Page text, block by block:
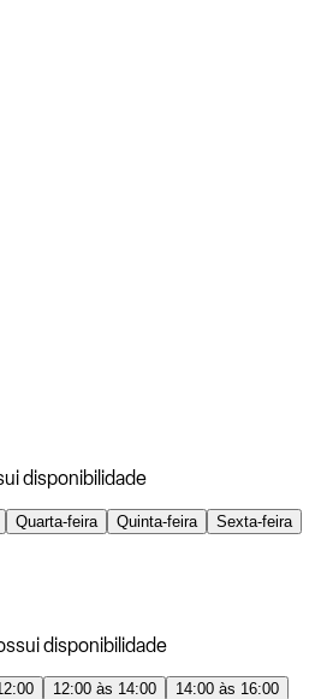
disponibilidade
Quarta-feira Quinta-feira
Sexta-feira
disponibilidade
12:00 às 14:00
14:00 às 16:00